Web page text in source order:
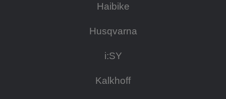
Haibike
Husqvarna
i:SY
Kalkhoff